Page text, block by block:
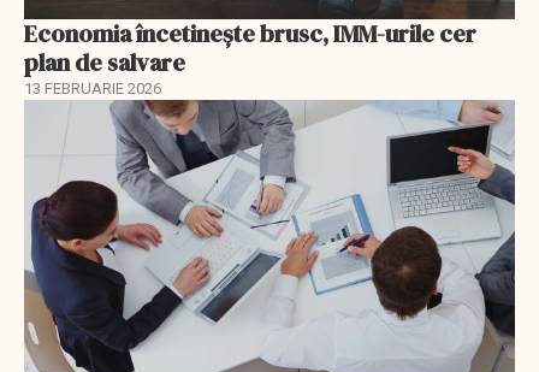
Economia încetinește brusc, IMM-urile cer
plan de salvare
13 FEBRUARIE 2026